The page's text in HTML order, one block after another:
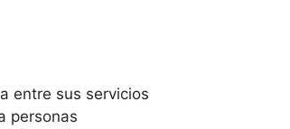
entre sus servicios
personas